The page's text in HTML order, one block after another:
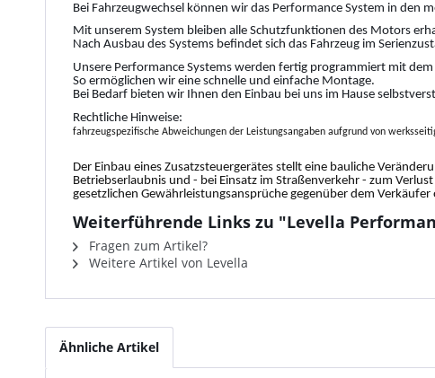
Bei Fahrzeugwechsel können wir das Performance System in den
Mit unserem System bleiben alle Schutzfunktionen des Motors
Nach Ausbau des Systems befindet sich das Fahrzeug im
Unsere Performance Systems werden fertig programmiert mit
So ermöglichen wir eine schnelle und einfache Montage.
Bei Bedarf bieten wir Ihnen den Einbau bei uns im Hause
Rechtliche Hinweise:
fahrzeugspezifische Abweichungen der Leistungsangaben aufgrund von
Der Einbau eines Zusatzsteuergerätes stellt eine bauliche
Betriebserlaubnis und - bei Einsatz im Straßenverkehr - zum
gesetzlichen Gewährleistungsansprüche gegenüber dem
Weiterführende Links zu "Levella
Fragen zum Artikel?
Weitere Artikel von Levella
Ähnliche Artikel